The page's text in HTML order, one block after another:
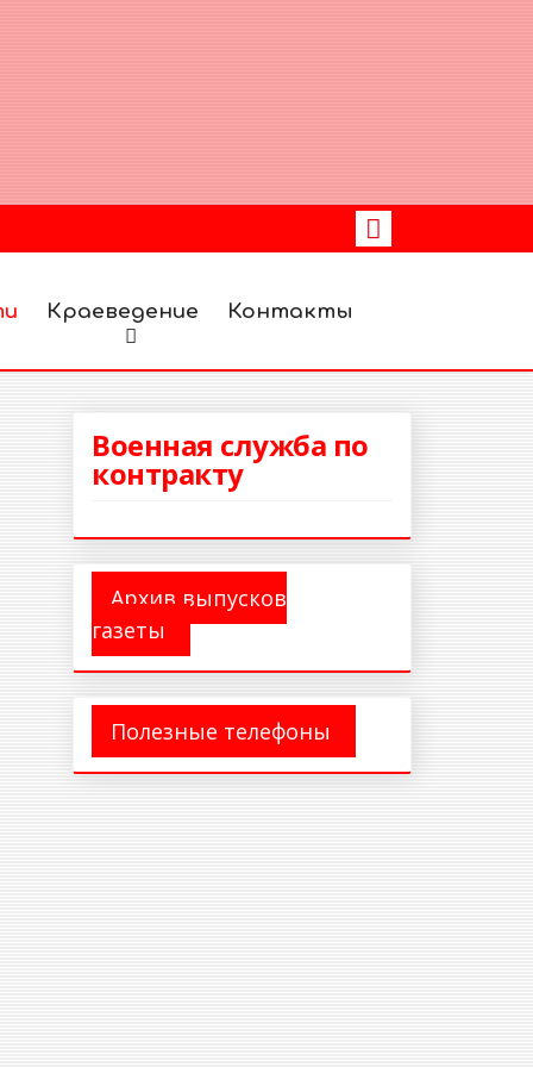
Краеведение Контакты
Военная служба по
контракту
Архив выпусков
газеты
Полезные телефоны